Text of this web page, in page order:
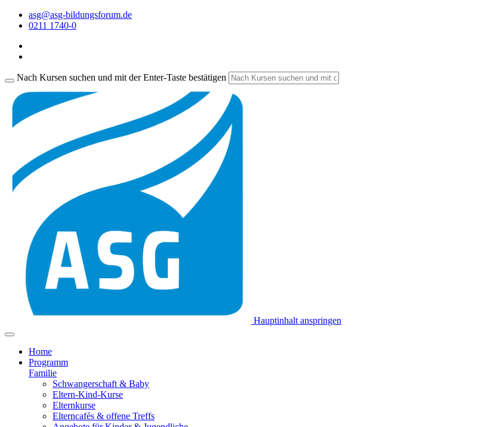
asg@asg-bildungsforum.de
0211 1740-0
Nach Kursen suchen und mit der Enter-Taste bestätigen
Hauptinhalt anspringen
Home
Programm
Familie
Schwangerschaft & Baby
Eltern-Kind-Kurse
Elternkurse
Elterncafés & offene Treffs